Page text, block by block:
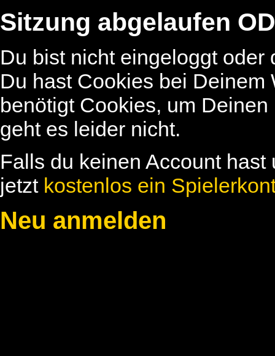
Sitzung abgelaufen
Du bist nicht eingeloggt
Du hast Cookies bei
benötigt Cookies, um
geht es leider nicht.
Falls du keinen Account
jetzt kostenlos ein
Neu anmelden